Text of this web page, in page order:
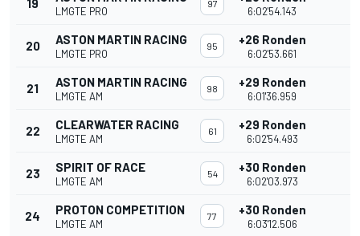
19
LMGTE PRO
97
6:02'54.143
20 ASTON MARTIN RACING
LMGTE PRO
95 +26 Ronden
6:02'53.661
21 ASTON MARTIN RACING
LMGTE AM
98 +29 Ronden
6:01'36.959
22 CLEARWATER RACING
LMGTE AM
61 +29 Ronden
6:02'54.493
23 SPIRIT OF RACE
LMGTE AM
54 +30 Ronden
6:02'03.973
24 PROTON COMPETITION
LMGTE AM
77 +30 Ronden
6:03'12.506